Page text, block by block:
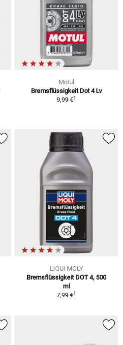
Motul
Bremsflüssigkeit Dot 4 Lv
9,99 €1
LIQUI MOLY
Bremsflüssigkeit DOT 4, 500
ml
7,99 €1